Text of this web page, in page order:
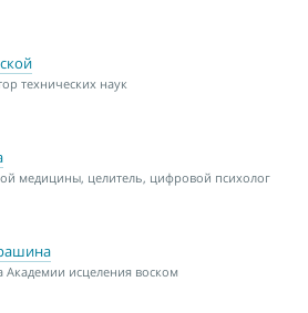
технических наук
медицины, целитель, цифровой психолог
Академии исцеления воском